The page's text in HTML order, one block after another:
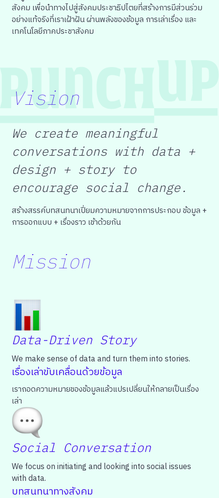
สังคม เพื่อนำทางไปสู่สังคมประชาธิปไตยที่สร้างการมีส่วนร่วม
อย่างแท้จริงที่เราเฝ้าฝัน ผ่านพลังของข้อมูล การเล่าเรื่อง และ
เทคโนโลยีภาคประชาสังคม
Vision
We create meaningful
conversations with data +
design + story to
encourage social change.
สร้างสรรค์บทสนทนาเปี่ยมความหมายจากการประกอบ ข้อมูล +
การออกแบบ + เรื่องราว เข้าด้วยกัน
Mission
Data-Driven Story
We make sense of data and turn them into stories.
เรื่องเล่าขับเคลื่อนด้วยข้อมูล
เราถอดความหมายของข้อมูลแล้วแปรเปลี่ยนให้กลายเป็นเรื่อง
เล่า
Social Conversation
We focus on initiating and looking into social issues
with data.
บทสนทนาทางสังคม